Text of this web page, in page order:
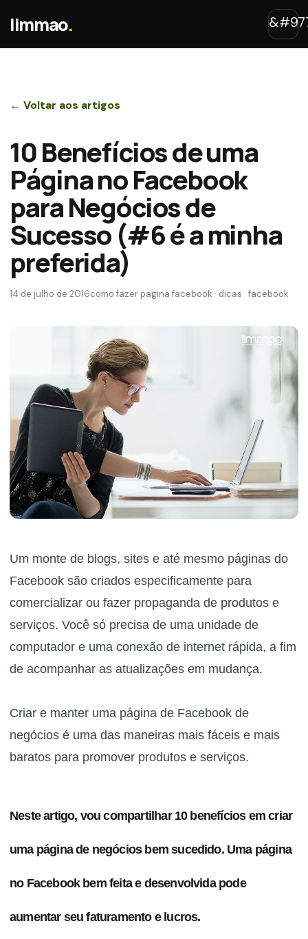
limmao.
← Voltar aos artigos
10 Benefícios de uma
Página no Facebook
para Negócios de
Sucesso (#6 é a minha
preferida)
14 de julho de 2016como fazer pagina facebook · dicas · facebook
Um monte de blogs, sites e até mesmo páginas do
Facebook são criados especificamente para
comercializar ou fazer propaganda de produtos e
serviços. Você só precisa de uma unidade de
computador e uma conexão de internet rápida, a fim
de acompanhar as atualizações em mudança.
Criar e manter uma página de Facebook de
negócios é uma das maneiras mais fáceis e mais
baratos para promover produtos e serviços.
Neste artigo, vou compartilhar 10 benefícios em criar
uma página de negócios bem sucedido. Uma página
no Facebook bem feita e desenvolvida pode
aumentar seu faturamento e lucros.